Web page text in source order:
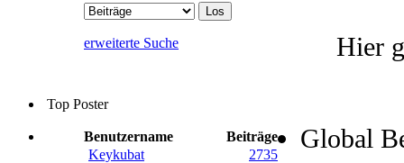
erweiterte Suche
Top Poster
Benutzername
Beiträge
Keykubat
2735
Hier
Global